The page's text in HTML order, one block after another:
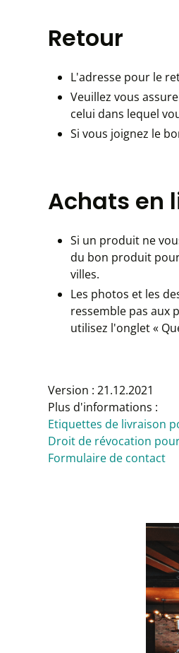
Retour
L'adresse pour le
Veuillez vous
celui dans lequel
Si vous joignez le
Achats en
Si un produit ne
du bon produit
villes.
Les photos et les
ressemble pas aux
utilisez l'onglet «
Version : 21.12.2021
Plus d'informations :
Etiquettes de livraison
Droit de révocation
Formulaire de contact